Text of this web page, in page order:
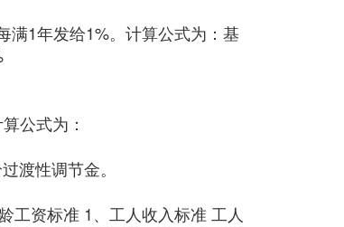
满1年发给1%。计算公式为：基
公式为：
渡性调节金。
工资标准 1、工人收入标准 工人